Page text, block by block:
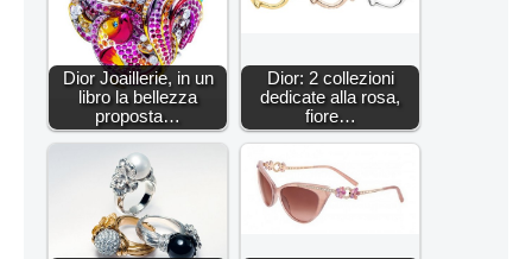
Dior Joaillerie, in un
libro la bellezza
proposta…
Dior: 2 collezioni
dedicate alla rosa,
fiore…